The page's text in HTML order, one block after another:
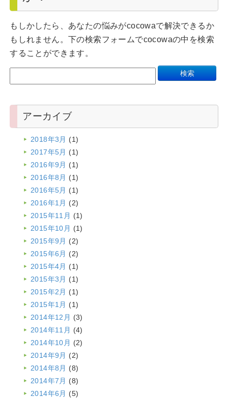
もしかしたら、あなたの悩みがcocowaで解決できるか
もしれません。下の検索フォームでcocowaの中を検索
することができます。
アーカイブ
2018年3月 (1)
2017年5月 (1)
2016年9月 (1)
2016年8月 (1)
2016年5月 (1)
2016年1月 (2)
2015年11月 (1)
2015年10月 (1)
2015年9月 (2)
2015年6月 (2)
2015年4月 (1)
2015年3月 (1)
2015年2月 (1)
2015年1月 (1)
2014年12月 (3)
2014年11月 (4)
2014年10月 (2)
2014年9月 (2)
2014年8月 (8)
2014年7月 (8)
2014年6月 (5)